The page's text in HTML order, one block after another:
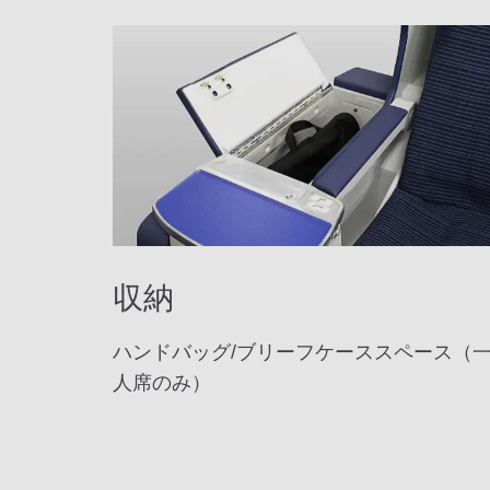
収納
ハンドバッグ/ブリーフケーススペース（
人席のみ）